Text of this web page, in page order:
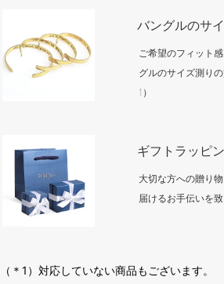
バングルのサ
ご希望のフィット
グルのサイズ測り
1）
ギフトラッピ
大切な方への贈り
届けるお手伝いを致
（＊1）対応していない商品もございます。